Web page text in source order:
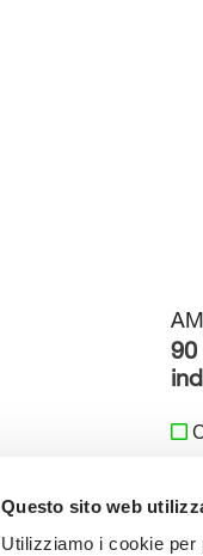
Questo sito web
Utilizziamo i cookie per